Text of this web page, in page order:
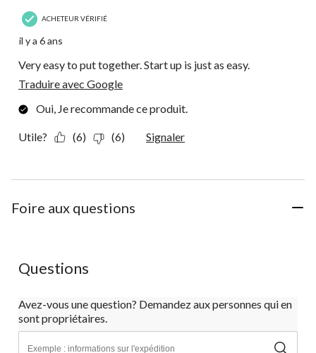
ACHETEUR VÉRIFIÉ
il y a 6 ans
Very easy to put together. Start up is just as easy.
Traduire avec Google
Oui, Je recommande ce produit.
Utile? (6) (6) Signaler
Foire aux questions
Questions
Avez-vous une question? Demandez aux personnes qui en
sont propriétaires.